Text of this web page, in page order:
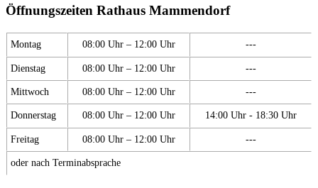
Öffnungszeiten Rathaus Mammendorf
Montag 08:00 Uhr – 12:00 Uhr ---
Dienstag 08:00 Uhr – 12:00 Uhr ---
Mittwoch 08:00 Uhr – 12:00 Uhr ---
Donnerstag 08:00 Uhr – 12:00 Uhr 14:00 Uhr - 18:30 Uhr
Freitag 08:00 Uhr – 12:00 Uhr ---
oder nach Terminabsprache